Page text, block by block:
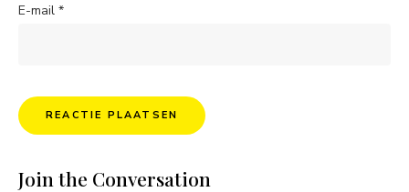
E-mail *
Join the Conversation